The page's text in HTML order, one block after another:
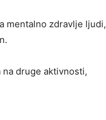
mentalno zdravlje ljudi,
druge aktivnosti,